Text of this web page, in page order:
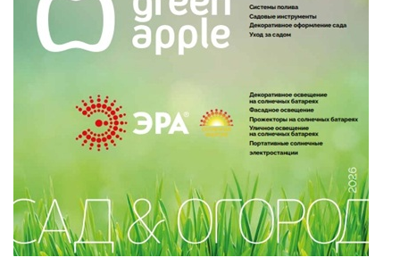
КЛЕЙКИЕ ЛЕНТЫ
ЛИНЕЙНЫЕ СВЕТОДИОДНЫЕ
СВЕТИЛЬНИКИ
ЛЮСТРЫ
МОДУЛЬНЫЕ СИСТЕМЫ
ОСВЕЩЕНИЯ (LED МОДУЛИ)